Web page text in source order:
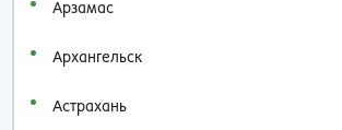
Арзамас
Архангельск
Астрахань